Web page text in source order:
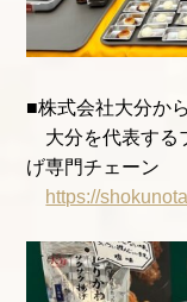
■株式会社大分か
大分を代表する
げ専門チェーン
https://